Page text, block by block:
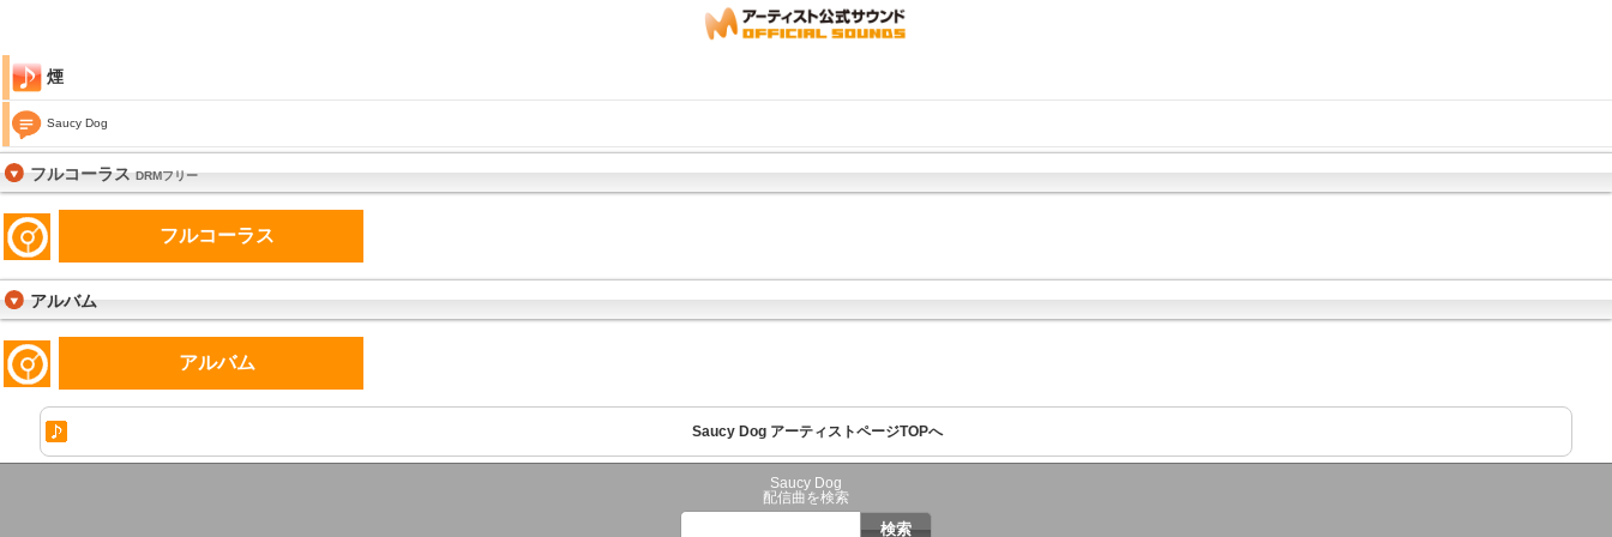
煙
Saucy Dog
フルコーラスDRMフリー
フルコーラス
アルバム
アルバム
Saucy Dog アーティストページTOPへ
Saucy Dog
配信曲を検索